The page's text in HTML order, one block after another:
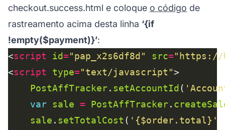
checkout.success.html e coloque o código de
rastreamento acima desta linha ‘{if
!empty($payment)}’:
<script id="pap_x2s6df8d" src="https://
<script type="text/javascript"
PostAffTracker. setAccountId(
var sale = PostAffTracker.
sale . setTotalCost ( '{$order.total}'